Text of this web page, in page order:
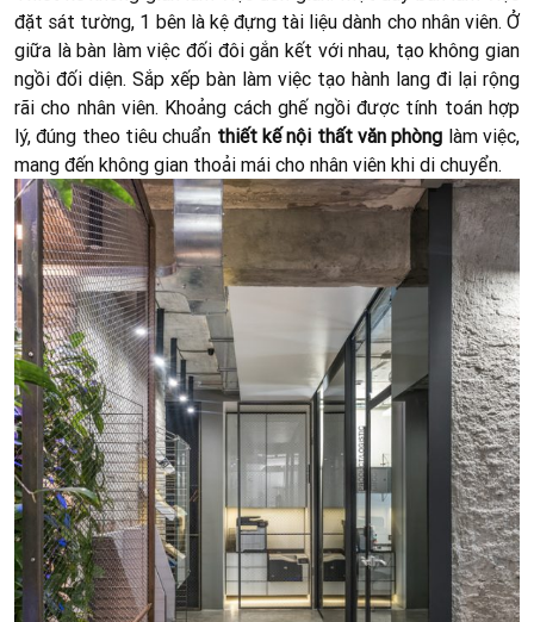
đặt sát tường, 1 bên là kệ đựng tài liệu dành cho nhân viên. Ở
giữa là bàn làm việc đối đôi gắn kết với nhau, tạo không gian
ngồi đối diện. Sắp xếp bàn làm việc tạo hành lang đi lại rộng
rãi cho nhân viên. Khoảng cách ghế ngồi được tính toán hợp
lý, đúng theo tiêu chuẩn thiết kế nội thất văn phòng làm việc,
mang đến không gian thoải mái cho nhân viên khi di chuyển.